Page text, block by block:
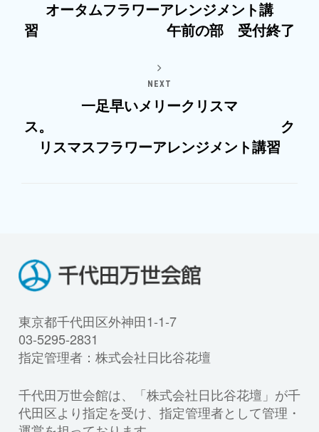
オータムフラワーアレンジメント講
習 午前の部 受付終了
NEXT
一足早いメリークリスマ
ス。 ク
リスマスフラワーアレンジメント講習
東京都千代田区外神田1-1-7
03-5295-2831
指定管理者：株式会社日比谷花壇
千代田万世会館は、「株式会社日比谷花壇」が千
代田区より指定を受け、指定管理者として管理・